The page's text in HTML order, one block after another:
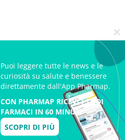
Puoi leggere tutte le news e le
curiosità su salute e benessere
direttamente dall'App Pharmap.
CON PHARMAP RICEVI I TUOI
FARMACI IN 60 MINUTI
SCOPRI DI PIÙ